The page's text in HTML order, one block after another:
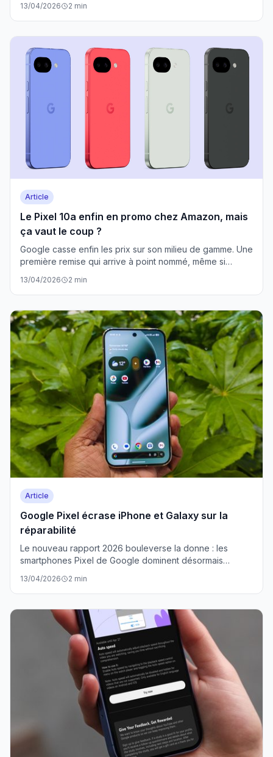
grand saut.
13/04/2026 2 min
Article
Le Pixel 10a enfin en promo chez Amazon, mais
ça vaut le coup ?
Google casse enfin les prix sur son milieu de gamme. Une
première remise qui arrive à point nommé, même si
13/04/2026 2 min
Article
Google Pixel écrase iPhone et Galaxy sur la
réparabilité
Le nouveau rapport 2026 bouleverse la donne : les
smartphones Pixel de Google dominent désormais
iPhone et Galaxy en matière de réparation. L'Europe
durcit le ton.
13/04/2026 2 min